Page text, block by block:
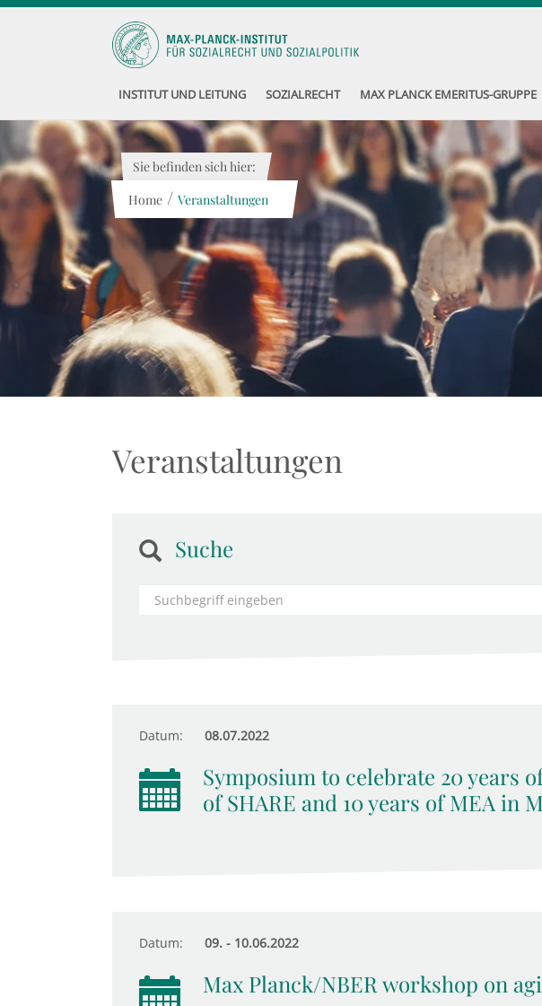
INSTITUT UND LEITUNG SOZIALRECHT MAX PLANCK EMERITUS-GRUPPE
Sie befinden sich hier:
Home / Veranstaltungen
Veranstaltungen
Suche
Datum: 08.07.2022
Symposium to celebrate 20 years
of SHARE and 10 years of MEA in
Datum: 09. - 10.06.2022
Max Planck/NBER workshop on